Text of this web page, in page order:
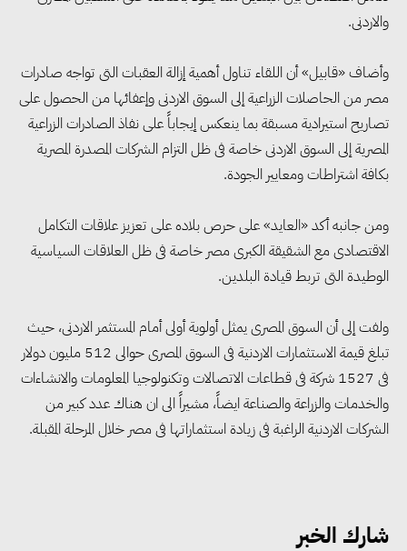
والاردنى.
وأضاف «قابيل» أن اللقاء تناول أهمية إزالة العقبات التى تواجه صادرات
مصر من الحاصلات الزراعية إلى السوق الاردنى وإعفائها من الحصول على
تصاريح استيرادية مسبقة بما ينعكس إيجاباً على نفاذ الصادرات الزراعية
المصرية إلى السوق الاردنى خاصة فى ظل التزام الشركات المصدرة المصرية
بكافة اشتراطات ومعايير الجودة.
ومن جانبه أكد «العايد» على حرص بلاده على تعزيز علاقات التكامل
الاقتصادى مع الشقيقة الكبرى مصر خاصة فى ظل العلاقات السياسية
الوطيدة التى تربط قيادة البلدين.
ولفت إلى أن السوق المصرى يمثل أولوية أولى أمام المستثمر الاردنى، حيث
تبلغ قيمة الاستثمارات الاردنية فى السوق المصرى حوالى 512 مليون دولار
فى 1527 شركة فى قطاعات الاتصالات وتكنولوجيا المعلومات والانشاءات
والخدمات والزراعة والصناعة ايضاً، مشيراً الى ان هناك عدد كبير من
الشركات الاردنية الراغبة فى زيادة استثماراتها فى مصر خلال المرحلة المقبلة.
شارك الخبر
التنمية المحلية والبيئة تبحث مع
الصناعات الكيماوية تسريع
تراخيص التدوير وتعزيز الاقتصاد
3 وزارات تتوافق على منظومة
وطنية للإدارة المستدامة للمياه في
الصناعة وتوطين تقنيات إعادة